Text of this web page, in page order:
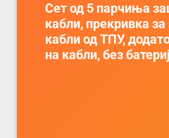
Сет од 5 парчиња
кабли, прекривка
кабли од ТПУ,
на кабли, без